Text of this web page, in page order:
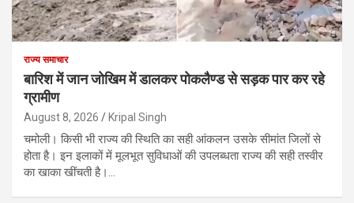
राज्य समाचार
बारिश में जान जोखिम में डालकर पोकलैण्ड से सड़क पार कर रहे
ग्रामीण
August 8, 2026 Kripal Singh
चमोली। किसी भी राज्य की स्थिति का सही आंकलन उसके सीमांत जिलों से
होता है। इन इलाकों में मूलभूत सुविधाओं की उपलब्धता राज्य की सही तस्वीर
का खाका खींचती है।…